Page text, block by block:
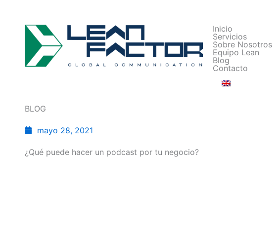
Inicio
Servicios
Sobre Nosotros
Equipo Lean
Blog
Contacto
BLOG
mayo 28, 2021
¿Qué puede hacer un podcast por tu negocio?